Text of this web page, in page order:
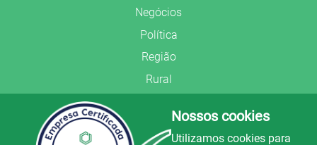
Negócios
Política
Região
Rural
Segurança PúblicaNossos cookies
Utilizamos cookies para